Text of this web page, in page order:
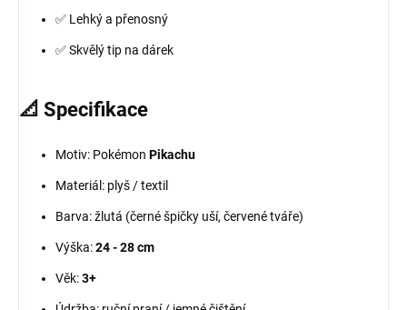
✅ Lehký a přenosný
✅ Skvělý tip na dárek
📐 Specifikace
Motiv: Pokémon Pikachu
Materiál: plyš / textil
Barva: žlutá (černé špičky uší, červené tváře)
Výška:24 - 28 cm
Věk:3+